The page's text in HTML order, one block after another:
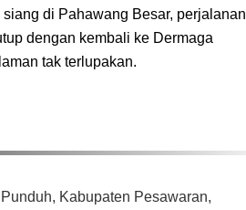
di Pahawang Besar, perjalanan
dengan kembali ke Dermaga
tak terlupakan.
Kabupaten Pesawaran,